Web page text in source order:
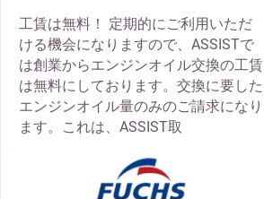
工賃は無料！ 定期的にご利用いただ
ける機会になりますので、ASSISTで
は創業からエンジンオイル交換の工賃
は無料にしております。交換に要した
エンジンオイル量のみのご請求になり
ます。これは、ASSIST取